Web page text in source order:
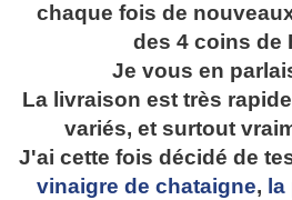
chaque fois de
des 4 coins de
Je vous en
La livraison est très
variés, et surtout
J'ai cette fois décidé de
vinaigre de chataigne,